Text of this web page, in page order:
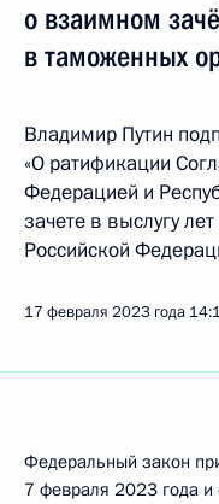
о взаимном
в таможенных
Владимир Путин
«О ратификации
Федерацией и
зачете в выслугу
Российской
17 февраля 2023 года
Федеральный закон
7 февраля 2023 года